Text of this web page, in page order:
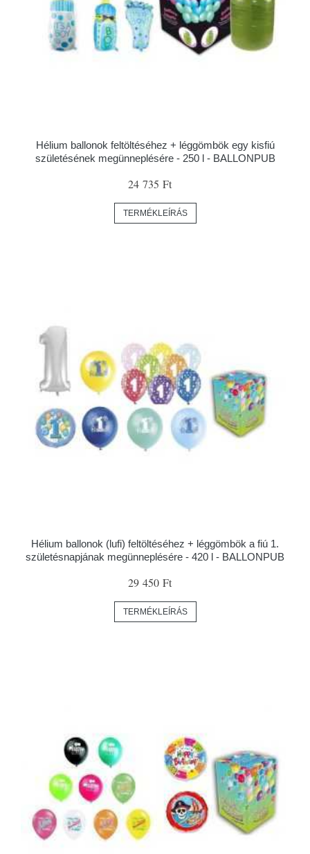
Hélium ballonok feltöltéséhez + léggömbök egy kisfiú
születésének megünneplésére - 250 l - BALLONPUB
24 735 Ft
TERMÉKLEÍRÁS
Hélium ballonok (lufi) feltöltéséhez + léggömbök a fiú 1.
születésnapjának megünneplésére - 420 l - BALLONPUB
29 450 Ft
TERMÉKLEÍRÁS